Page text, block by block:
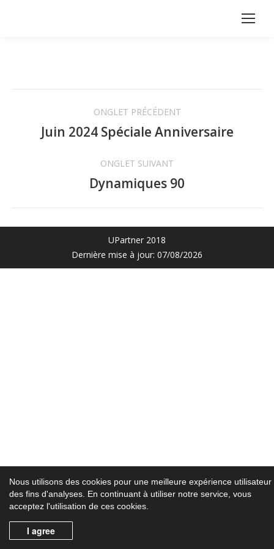
Navigation
commentaire
ONGLET PRÉCÉDENT
Onglet
Juin 2024 Spéciale Anniversaire
ONGLET SUIVANT
Projets
Dynamiques 90
UPartner 2018
Dernière mise à jour: 07/08/2026
Nous utilisons des cookies pour une meilleure expérience utilisateur
des fins d'analyses. En continuant à utiliser notre service, vous
acceptez l'utilisation de ces cookies.
I agree